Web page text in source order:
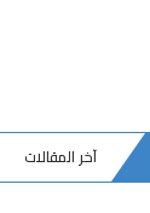
آخر المقالات